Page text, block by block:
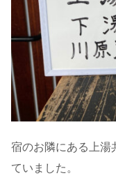
宿のお隣にある上湯
ていました。